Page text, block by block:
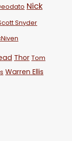
Nick
Snyder
Thor Tom
Warren Ellis